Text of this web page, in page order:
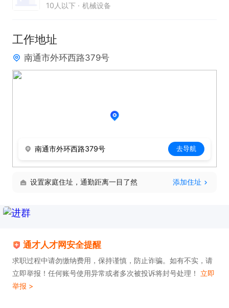
1. 具备机械发动机相关工作经验者优先。
2. 拥有出色的故障诊断与解决能力，能够快速定位并
修复设备问题。
4. 具备良好的设备管理能力，能够建立完善的设备台
5. 拥有较强的团队协作精神，可与多部门协同完成相
无误。
只需两步，轻松找工作：1、先点击投简历；2、再打
电话。联系时请说在【通才人才网】上看到的！
10人以下 机械设备
工作地址
南通市外环西路379号
南通市外环西路379号 去导航
设置家庭住址，通勤距离一目了然 添加住址
通才人才网安全提醒
求职过程中请勿缴纳费用，保持谨慎，防止诈骗。如有不实，请
立即举报！任何账号使用异常或者多次被投诉将封号处理！ 立即
举报 >